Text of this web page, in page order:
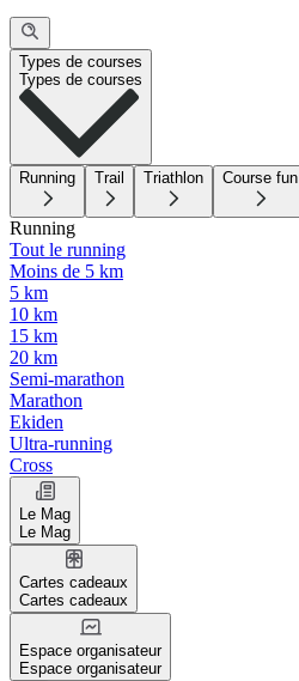
Types de courses
Types de courses
Running Trail Triathlon Course fun
Running
Tout le running
Moins de 5 km
5 km
10 km
15 km
20 km
Semi-marathon
Marathon
Ekiden
Ultra-running
Cross
Le Mag
Le Mag
Cartes cadeaux
Cartes cadeaux
Espace organisateur
Espace organisateur